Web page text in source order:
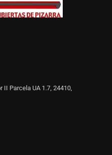
II Parcela UA 1.7, 24410,